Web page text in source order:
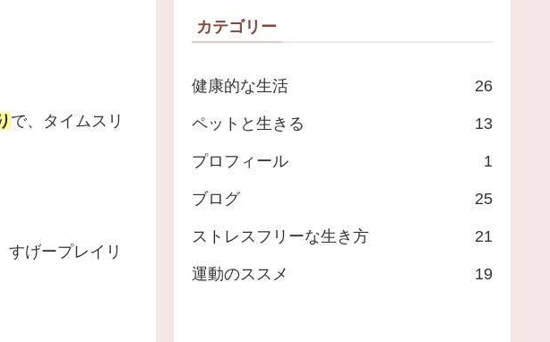
で、タイムスリ
すげープレイリ
カテゴリー
健康的な生活 26
ペットと生きる 13
プロフィール 1
ブログ 25
ストレスフリーな生き方 21
運動のススメ 19